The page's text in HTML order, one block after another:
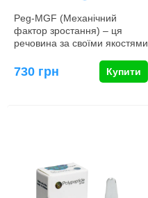
Peg-MGF (Механічний
фактор зростання) – ця
речовина за своїми якостями
730 грн Купити